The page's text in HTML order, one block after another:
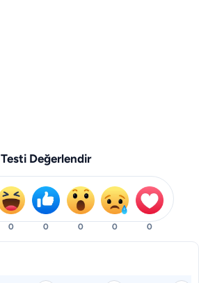
Testi Değerlendir
0 0 0 0 0